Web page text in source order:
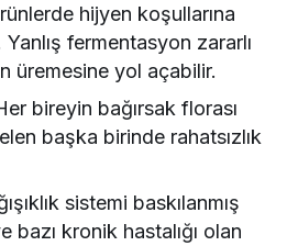
hijyen koşullarına
fermentasyon zararlı
üremesine yol açabilir.
bireyin bağırsak florası
başka birinde rahatsızlık
sistemi baskılanmış
bazı kronik hastalığı olan